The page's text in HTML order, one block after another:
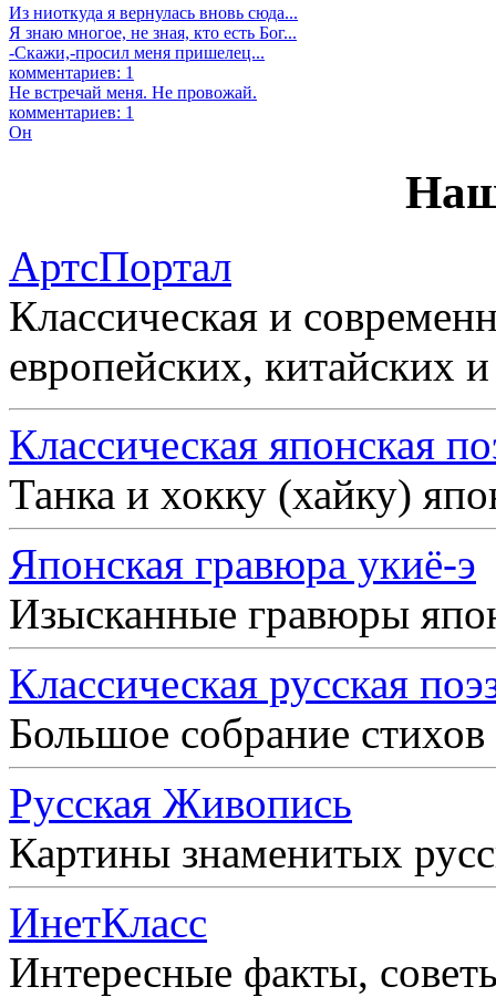
Из ниоткуда я вернулась вновь сюда...
Я знаю многое, не зная, кто есть Бог...
-Скажи,-просил меня пришелец...
комментариев: 1
Не встречай меня. Не провожай.
комментариев: 1
Он
АртсПортал
Классическая и
европейских, китайских
Классическая японская
Танка и хокку (хайку)
Японская гравюра укиё-э
Изысканные гравюры
Классическая русская
Большое собрание
Русская Живопись
Картины знаменитых
ИнетКласс
Интересные факты,